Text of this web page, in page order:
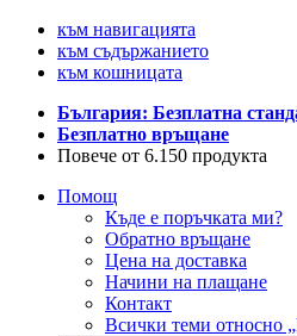
към навигацията
към съдържанието
към кошницата
България: Безплатна
Безплатно връщане
Повече от 6.150 продукта
Помощ
Къде е поръчката ми?
Обратно връщане
Цена на доставка
Начини на плащане
Контакт
Всички теми относно